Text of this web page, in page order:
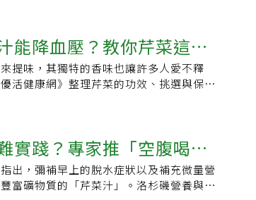
麵疙瘩。3.根芹菜（Celeriac）根芹菜表
亮。顧名思義根芹菜是長出芹菜的球莖。
歡迎，名廚戈登（Gordon Ramsay）就偏
烹煮過程會逐漸軟化，很適合燉菜與鹹餡
苦味。烹煮方式多樣，可以去皮切塊再煮
切瑞典蕪菁最簡單的方法是放進微波爐加
他十字花科或根莖類蔬菜一同磨成泥。5.
由英國種子庫（British seed house）育
具有香甜的堅果味，而且維生素含量非常
是又天然又有效的辦法。他說芹菜是富含
，芹菜會釋放少量水分到袋裡的空氣中，
質。不過有些人聽到麵包袋裡有水氣就覺
梅奧說毋須擔心，那並不是直接碰到水，
間過去，麵包和芹菜都會因為水分達到均
，能保持些許空氣流通，避免累積水分造
為水氣容易殘留在塑膠袋中，變成有利黴
麵包放冰箱冷藏，因為冰箱內的乾燥會吸
過有個萬無一失的方法，能讓麵包過了保
能降血壓？教你芹菜這樣
提味，其獨特的香味也讓許多人愛不釋
活健康網》整理芹菜的功效、挑選與保
的山芹菜香味較濃，葉柄細長、香氣濃
適合直接熱炒或切碎當調味；西洋種（又
為主。芹菜怎麼挑？挑選芹菜首先要注意
黃有斑代表不新鮮；再來可以觀察葉柄，
會比較好。此外，挑選時可以打開看裡面
實踐？專家推「空腹喝一
出，彌補早上的脫水症狀以及補充微量營
富礦物質的「芹菜汁」。洛杉磯營養與淨